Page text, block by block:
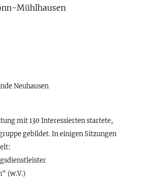
Mühlhausen
Neuhausen
mit 130 Interessierten startete,
gebildet. In einigen Sitzungen
(w.V.)